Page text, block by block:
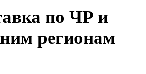
по ЧР и
регионам